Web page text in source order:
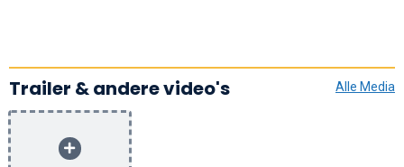
Trailer & andere video's Alle Media